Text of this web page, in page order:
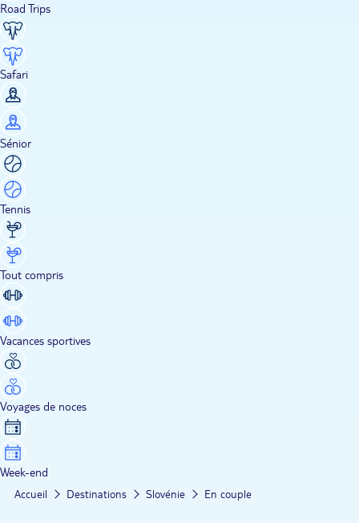
Road Trips
Safari
Sénior
Tennis
Tout compris
Vacances sportives
Voyages de noces
Week-end
Accueil Destinations Slovénie En couple